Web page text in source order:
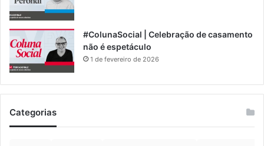
#ColunaSocial | Celebração de casamento
não é espetáculo
1 de fevereiro de 2026
Categorias